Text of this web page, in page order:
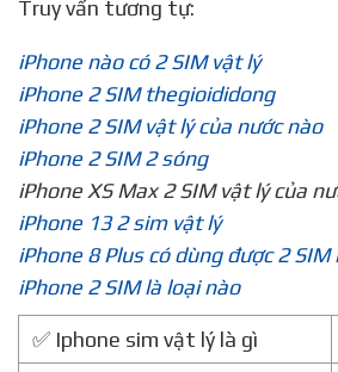
chỉ ✅ top ✅ tìm kiếm ✅ đánh giá
#iphone nào có, #sim vật lý có
không ✅ chất lượng ✅ bao nhiêu
✅ chính hãng ✅ tốt nhất ✅ hiệu
rẻ ✅ chuyên nghiệp ✅ là gì.
Truy vấn tương tự:
iPhone nào có 2 SIM vật lý
iPhone 2 SIM thegioididong
iPhone 2 SIM vật lý của nước nào
iPhone 2 SIM 2 sóng